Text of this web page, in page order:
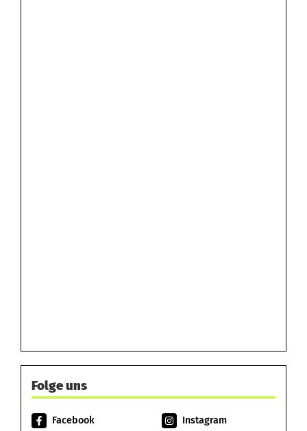
Folge uns
Facebook
Instagram